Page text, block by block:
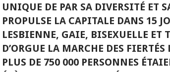
UNIQUE DE PAR SA DIVERSITÉ ET
PROPULSE LA CAPITALE DANS 15
LESBIENNE, GAIE, BISEXUELLE ET
D’ORGUE LA MARCHE DES
PLUS DE 750 000 PERSONNES